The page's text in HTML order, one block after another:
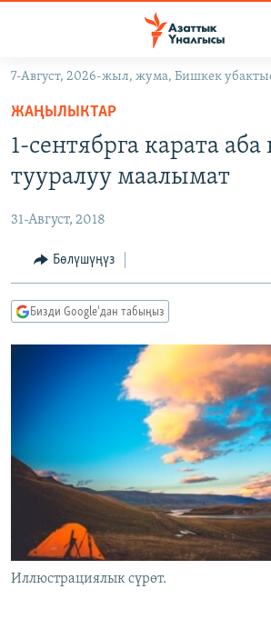
Навигацияга
өтүңүз
салыңыз
КЫРГЫЗСТАН
ЭКОНОМИКА
МАДАНИЯТ
БОРБОР АЗИЯ
УКРАИНА
АТАЙЫН ИЛИКТӨӨ
ТВ ПРОГРАММАЛАР
ЭКСПЕРТТЕР ТАЛДАЙТ
ЫҢГАЙСЫЗ СУРООЛОР
ӨЗГӨЧӨ ПИКИР
ЭЕ/АРнун бардык сайттары
7-Август, 2026-жыл, жума, Бишкек
ЖАҢЫЛЫКТАР
1-сентябрга карата
тууралуу маалымат
31-Август, 2018
Бөлүшүңүз
Бизди Google'дан табыңыз
Иллюстрациялык сүрөт.